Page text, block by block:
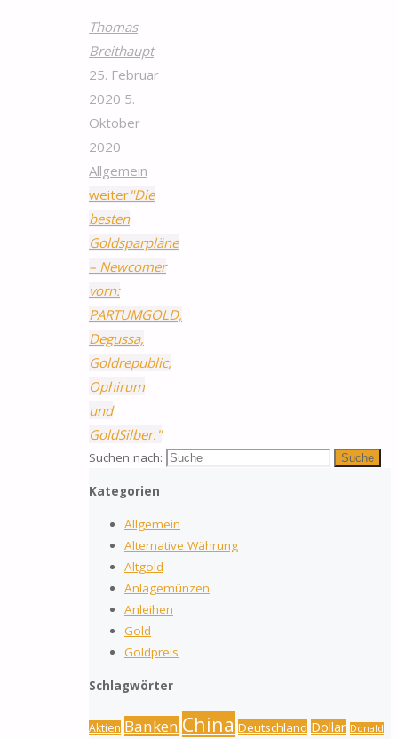
Thomas
Breithaupt
25. Februar
2020 5.
Oktober
2020
Allgemein
weiter"Die
besten
Goldsparpläne
– Newcomer
vorn:
PARTUMGOLD,
Degussa,
Goldrepublic,
Ophirum
und
GoldSilber."
Suchen nach: Suche
Kategorien
Allgemein
Alternative Währung
Altgold
Anlagemünzen
Anleihen
Gold
Goldpreis
Schlagwörter
Aktien Banken China Deutschland Dollar Donald